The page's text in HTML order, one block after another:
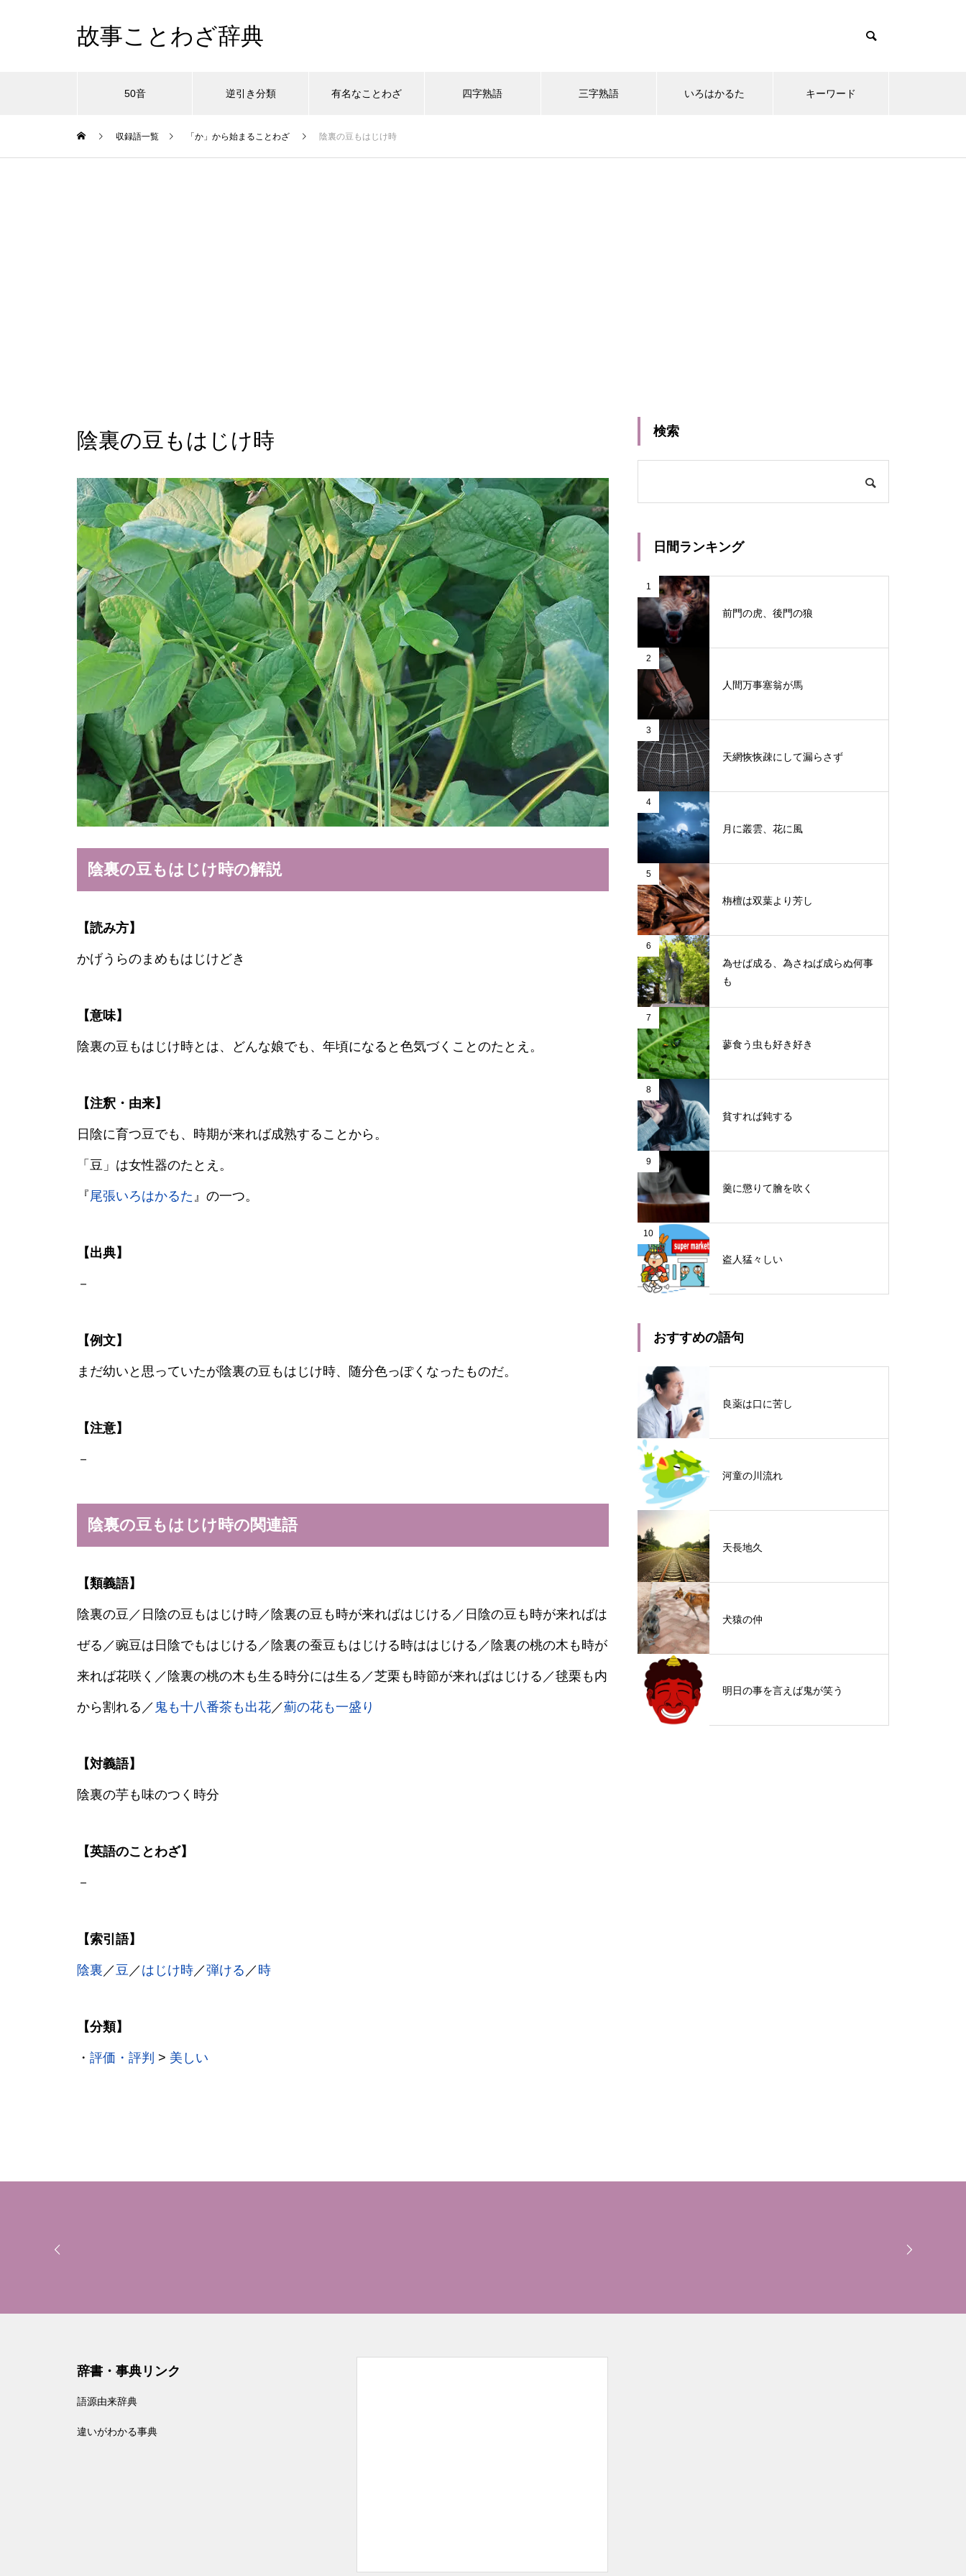
故事ことわざ辞典
50音 逆引き分類 有名なことわざ 四字熟語 三字熟語 いろはかるた キーワード
収録語一覧 「か」から始まることわざ 陰裏の豆もはじけ時
陰裏の豆もはじけ時
陰裏の豆もはじけ時の解説
【読み方】
かげうらのまめもはじけどき
【意味】
陰裏の豆もはじけ時とは、どんな娘でも、年頃になると色気づくことのたとえ。
【注釈・由来】
日陰に育つ豆でも、時期が来れば成熟することから。
「豆」は女性器のたとえ。
『尾張いろはかるた 』の一つ。
【出典】
－
【例文】
まだ幼いと思っていたが陰裏の豆もはじけ時、随分色っぽくなったものだ。
【注意】
－
陰裏の豆もはじけ時の関連語
【類義語】
陰裏の豆／日陰の豆もはじけ時／陰裏の豆も時が来ればはじける／日陰の豆も時が来ればは
ぜる／豌豆は日陰でもはじける／陰裏の蚕豆もはじける時ははじける／陰裏の桃の木も時が
来れば花咲く／陰裏の桃の木も生る時分には生る／芝栗も時節が来ればはじける／毬栗も内
から割れる／ 鬼も十八番茶も出花／薊の花も一盛り
【対義語】
陰裏の芋も味のつく時分
【英語のことわざ】
－
【索引語】
陰裏 ／豆 ／ はじけ時／弾ける ／ 時
【分類】
・ 評価・評判 > 美しい
検索
日間ランキング
1
前門の虎、後門の狼
2
人間万事塞翁が馬
3
天網恢恢疎にして漏らさず
4
月に叢雲、花に風
5
栴檀は双葉より芳し
6
為せば成る、為さねば成らぬ何事
も
7
蓼食う虫も好き好き
8
貧すれば鈍する
9
羹に懲りて膾を吹く
10
盗人猛々しい
おすすめの語句
良薬は口に苦し
河童の川流れ
天長地久
犬猿の仲
明日の事を言えば鬼が笑う
辞書・事典リンク
語源由来辞典
違いがわかる事典